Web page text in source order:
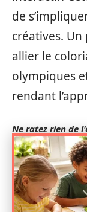
de
créatives.
allier le
olympiques
rendant
Ne ratez rien de